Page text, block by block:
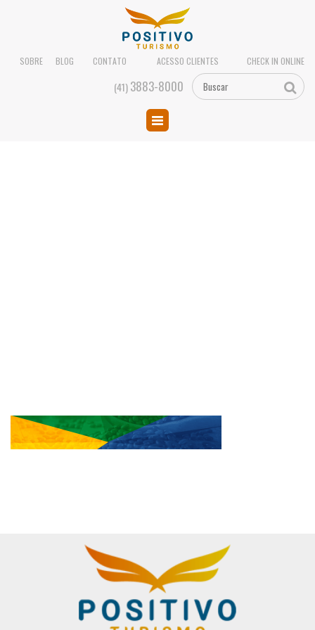
SOBRE BLOG CONTATO ACESSO CLIENTES CHECK IN ONLINE
(41)3883-8000